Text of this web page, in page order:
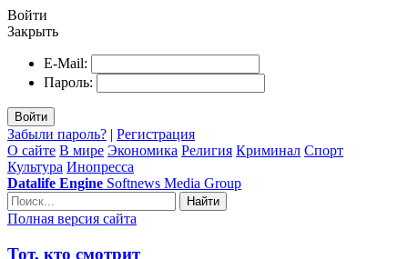
Войти
Закрыть
E-Mail:
Пароль:
Войти
Забыли пароль? | Регистрация
О сайте В мире Экономика Религия Криминал Спорт
Культура Инопресса
Datalife Engine Softnews Media Group
Найти
Полная версия сайта
Тот, кто смотрит